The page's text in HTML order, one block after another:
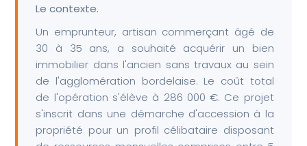
Le contexte.
Un emprunteur, artisan commerçant âgé de
30 à 35 ans, a souhaité acquérir un bien
immobilier dans l'ancien sans travaux au sein
de l'agglomération bordelaise. Le coût total
de l'opération s'élève à 286 000 €. Ce projet
s'inscrit dans une démarche d'accession à la
propriété pour un profil célibataire disposant